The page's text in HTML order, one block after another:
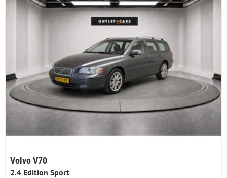
Volvo V70
2.4 Edition Sport